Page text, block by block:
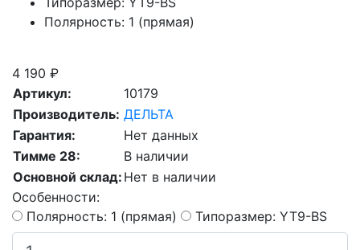
Полярность: 1 (прямая)
4 190 ₽
Артикул:
10179
Производитель: ДЕЛЬТА
Гарантия:
Нет данных
Тимме 28:
В наличии
Основной склад: Нет в наличии
Особенности:
Полярность: 1 (прямая)
Типоразмер: YT9-BS